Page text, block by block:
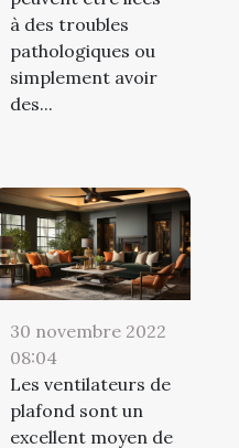
à des troubles
pathologiques ou
simplement avoir
des...
30 novembre 2022
08:04
Les ventilateurs de
plafond sont un
excellent moyen de